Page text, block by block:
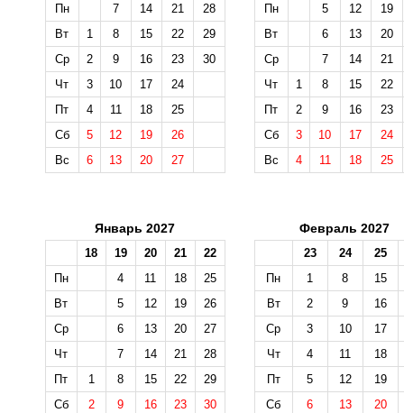
Пн
7 14 21
28
Вт
1 8 15 22
29
Ср
2 9 16 23
30
Чт
3 10 17
24
Пт
4 11 18
25
Сб
5 12 19
26
Вс
6 13 20 27
Пн
5 12
19
Вт
6 13
20
Ср
7 14
21
Чт
1 8 15
22
Пт
2 9 16
23
Сб
3 10 17
24
Вс
4 11 18 25
Январь 2027
18 19 20 21
22
Пн
4 11 18
25
Вт
5 12 19
26
Ср
6 13 20
27
Чт
7 14 21
28
Пт
1 8 15 22
29
Сб
2 9 16 23
30
Февраль 2027
23 24
25
Пн
1 8
15
Вт
2 9
16
Ср
3 10
17
Чт
4 11
18
Пт
5 12
19
Сб
6 13
20